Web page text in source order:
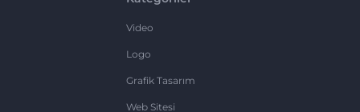
Video
Logo
Grafik Tasarım
Web Sitesi